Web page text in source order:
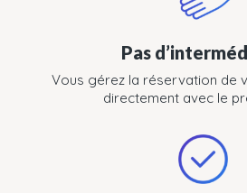
Pas
Vous gérez la réservation de
directement avec le